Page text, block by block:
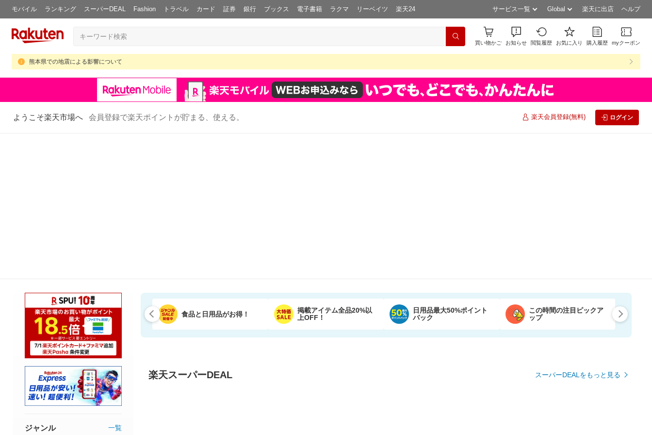
モバイル ランキング スーパーDEAL Fashion トラベル カード 証券 銀行 ブックス 電子書籍 ラクマ リーベイツ 楽天24 サービス一覧 Global 楽天に出店 ヘルプ
買い物かご お知らせ 閲覧履歴 お気に入り 購入履歴 myクーポン
熊本県での地震による影響について
ようこそ楽天市場へ 会員登録で楽天ポイントが貯まる、使える。 楽天会員登録(無料) ログイン
食品と日用品がお得！
掲載アイテム全品20%以
上OFF！
日用品最大50%ポイント
バック
この時間の注目ピックア
ップ
楽天スーパーDEAL スーパーDEALをもっと見る
ジャンル 一覧